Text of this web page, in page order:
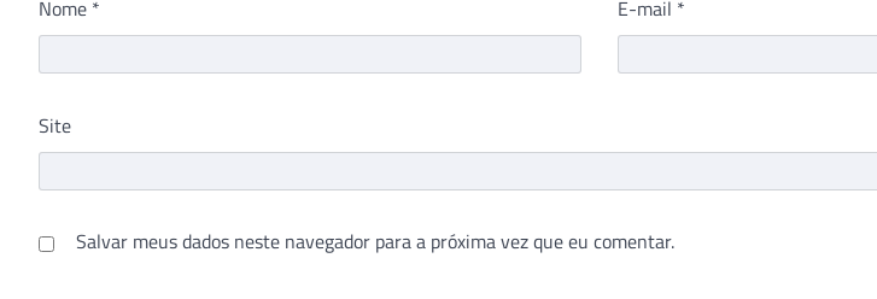
Nome * E-mail *
Site
Salvar meus dados neste navegador para a próxima vez que eu comentar.